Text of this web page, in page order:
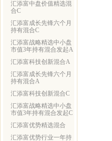
汇添富中盘价值精选混
合C
汇添富成长先锋六个月
持有混合C
汇添富战略精选中小盘
市值3年持有混合发起A
汇添富科技创新混合A
汇添富成长先锋六个月
持有混合A
汇添富科技创新混合C
汇添富战略精选中小盘
市值3年持有混合发起C
汇添富优势精选混合
汇添富优势行业一年持